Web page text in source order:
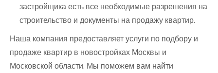
застройщика есть все необходимые разрешения на
строительство и документы на продажу квартир.
Наша компания предоставляет услуги по подбору и
продаже квартир в новостройках Москвы и
Московской области. Мы поможем вам найти